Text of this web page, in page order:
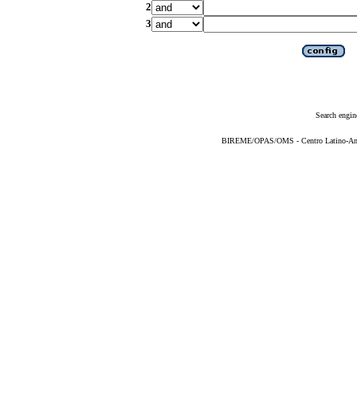
2
3
Search
BIREME/OPAS/OMS - Centro Latino-